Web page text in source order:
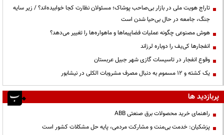
تاراج هویت ملی در بازار بی‌صاحب پوشاک؛ مسئولان نظارت کجا خوابیده‌اند؟ / زیر سایه
جنگ، جامعه در حال بی‌حیا شدن است
هوش مصنوعی چگونه عملیات فضاپیماها و ماهواره‌ها را تغییر می‌دهد؟
انفجارها کی‌یف را دوباره لرزاند
وقوع انفجار در تاسیسات گازی شهر جبیل عربستان
یک کشته و ۱۲ مسموم به دنبال مصرف مشروبات الکلی در نیشابور
پربازدید ها
راهنمای خرید محصولات برق صنعتی ABB
پزشکیان: خدمت بی‌منت و مشارکت مردمی، پایه حل مشکلات کشور است